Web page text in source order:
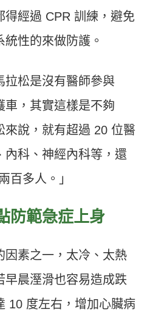
得經過 CPR 訓練，避免
性的來做防護。
拉松是沒有醫師參與
車，其實這樣是不夠
來說，就有超過 20 位醫
內科、神經內科等，還
百多人。」
防範急症上身
因素之一，太冷、太熱
早晨溼滑也容易造成跌
10 度左右，增加心臟病